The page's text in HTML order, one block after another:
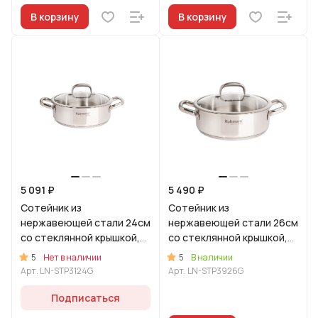
В корзину В корзину
5 091 ₽
Сотейник из
нержавеющей стали 24см
со стеклянной крышкой,
линия "Леон"
5
Нет в наличии
Арт. LN-STP3124G
Подписаться
5 490 ₽
Сотейник из
нержавеющей стали 26см
со стеклянной крышкой,
линия "Леон"
5
В наличии
Арт. LN-STP3926G